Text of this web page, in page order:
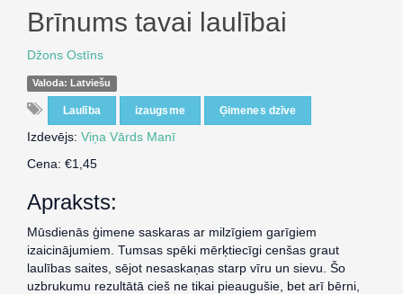
Brīnums tavai laulībai
Džons Ostīns
Valoda: Latviešu
Laulība izaugsme Ģimenes dzīve
Izdevējs: Viņa Vārds Manī
Cena: €1,45
Apraksts:
Mūsdienās ģimene saskaras ar milzīgiem garīgiem
izaicinājumiem. Tumsas spēki mērķtiecīgi cenšas graut
laulības saites, sējot nesaskaņas starp vīru un sievu. Šo
uzbrukumu rezultātā cieš ne tikai pieaugušie, bet arī bērni,